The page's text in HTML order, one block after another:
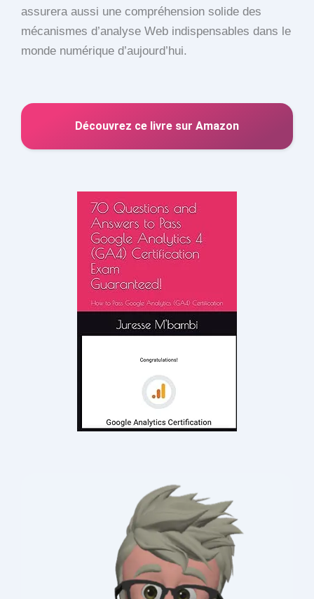
assurera aussi une compréhension solide des
mécanismes d’analyse Web indispensables dans le
monde numérique d’aujourd’hui.
Découvrez ce livre sur Amazon